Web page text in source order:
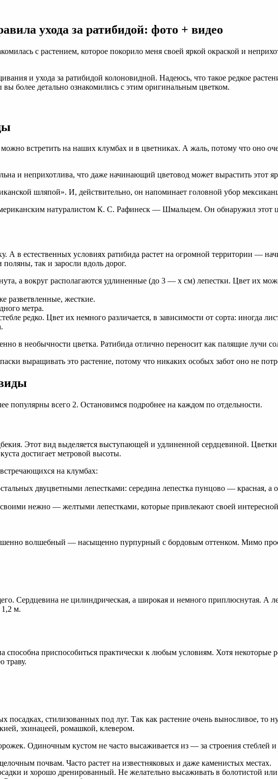
уход,
ухода за ратибидой: фото + видео
с растением, которое покорило меня своей яркой окраской и
и ухода за ратибидой колоновидной. Надеюсь, что такое редкое
более детально ознакомились с этим оригинальным цветком.
встретить на наших клумбах и в цветниках. А жаль, потому что оно
и неприхотлива, что даже начинающий цветовод может вырастить этот
шляпой». И, действительно, он напоминает головной убор
натуралистом К. С. Рафинеск — Шмальцем. Он обнаружил этот
А в естественных условиях ратибида растет на огромной территории —
так и заросли вдоль дорог.
а вокруг располагаются удлиненные (до 3 — х см) лепестки. Цвет их
разветвленные, жесткие.
метра.
редко. Цвет их немного различается, в зависимости от сорта: иногда
в необычности цветка. Ратибида отлично переносит как палящие лучи
выращивать это растение, потому что никаких особых забот оно не
популярны всего 2. Остановимся подробнее на каждом по отдельности.
Этот вид выделяется выступающей и удлиненной сердцевиной.
достигает метровой высоты.
на клумбах:
двуцветными лепестками: середина лепестка пунцово — красная, а
нежно — желтыми лепестками, которые привлекают своей
волшебный — насыщенно пурпурный с бордовым оттенком. Мимо
Сердцевина не цилиндрическая, а широкая и немного приплюснутая. А
1,2 м.
приспособиться практически к любым условиям. Хотя некоторые
траву.
посадках, стилизованных под луг. Так как растение очень выносливое,
эхинацеей, ромашкой, клевером.
Одиночным кустом не часто высаживается из — за строения стеблей и
почвам. Часто растет на известняковых и даже каменистых местах.
и хорошо дренированный. Не желательно высаживать в болотистой